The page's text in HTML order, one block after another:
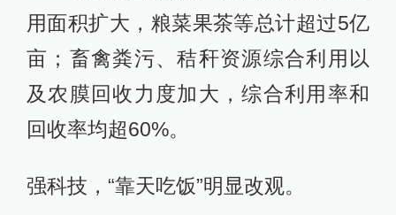
用面积扩大，粮菜果茶等总计超过5亿
亩；畜禽粪污、秸秆资源综合利用以
及农膜回收力度加大，综合利用率和
回收率均超60%。
强科技，“靠天吃饭”明显改观。